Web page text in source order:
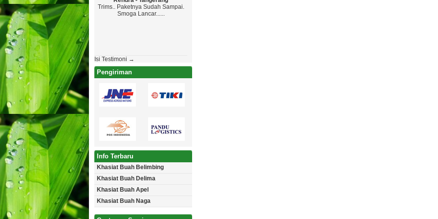
Trims.. Paketnya Sudah Sampai.
Smoga Lancar......
Top Markotop, Ya Walaupun
Isi Testimoni →
Pengiriman
Info Terbaru
Khasiat Buah Belimbing
Khasiat Buah Delima
Khasiat Buah Apel
Khasiat Buah Naga